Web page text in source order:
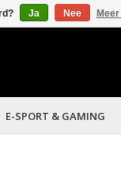
E-SPORT & GAMING
Ja Nee